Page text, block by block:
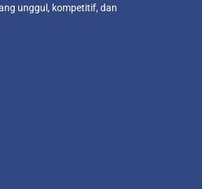
unggul, kompetitif, dan